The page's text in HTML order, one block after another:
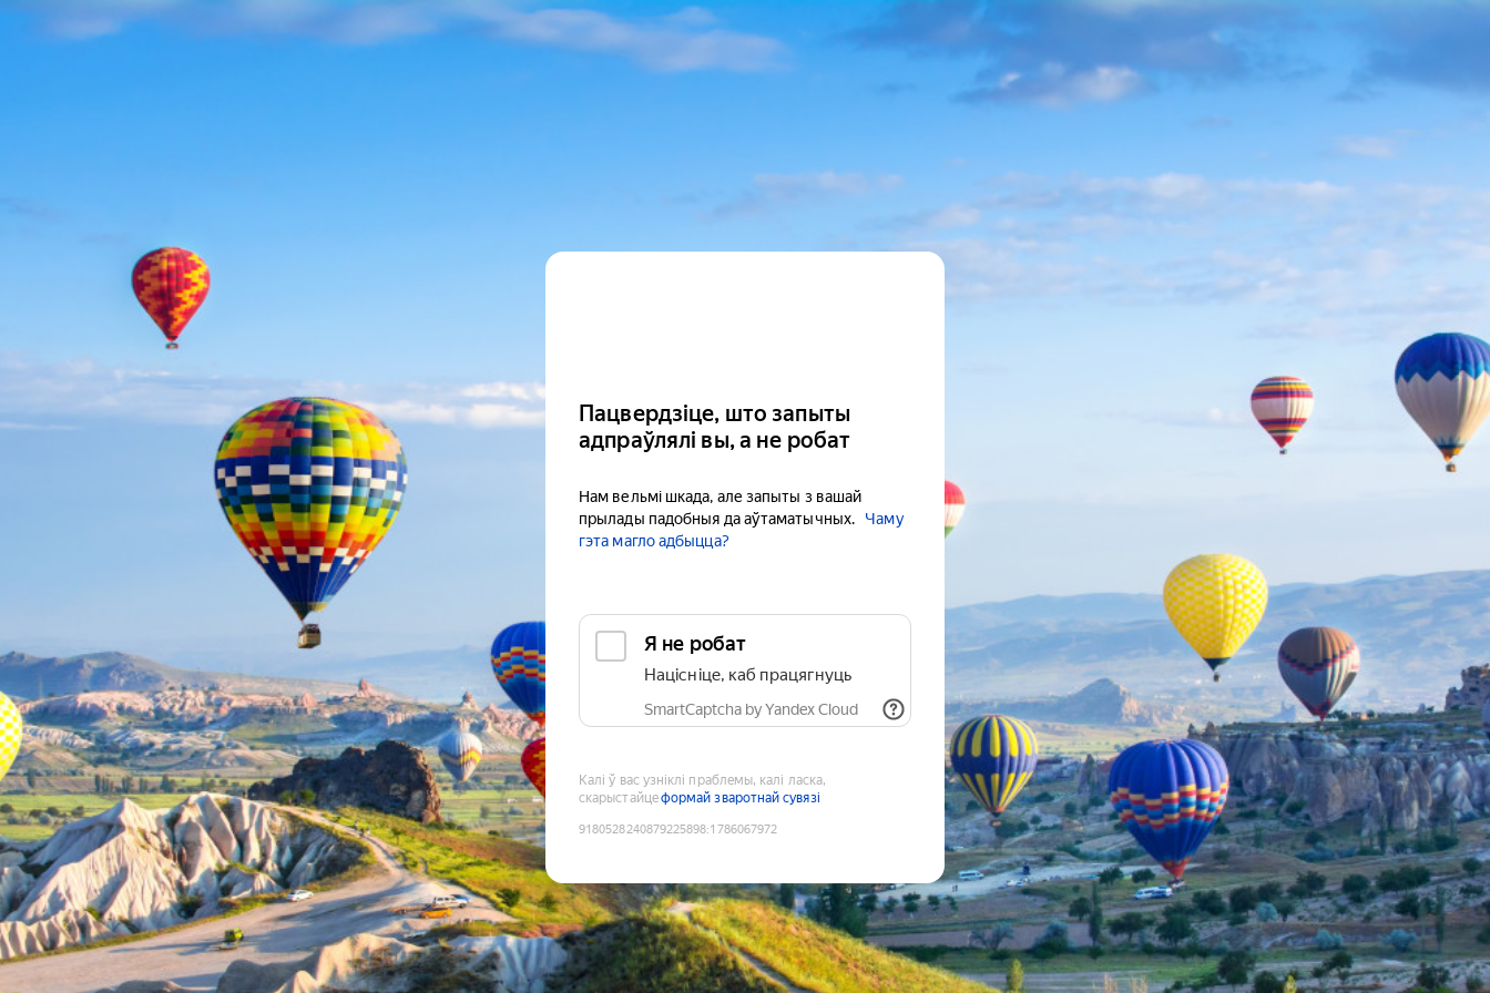
Пацвердзіце, што запыты
адпраўлялі вы, а не робат
Нам вельмі шкада, але запыты з вашай
прылады падобныя да аўтаматычных.
Чаму
гэта магло адбыцца?
Я не робат
Націсніце, каб працягнуць
SmartCaptcha by Yandex Cloud
Калі ў вас узніклі праблемы, калі ласка,
скарыстайцеформай зваротнай сувязі
9180528240879225898:1786067972